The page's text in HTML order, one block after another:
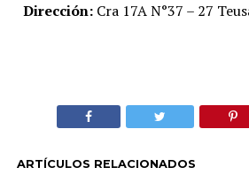
Dirección:Cra 17A N°37 – 27
ARTÍCULOS RELACIONADOS